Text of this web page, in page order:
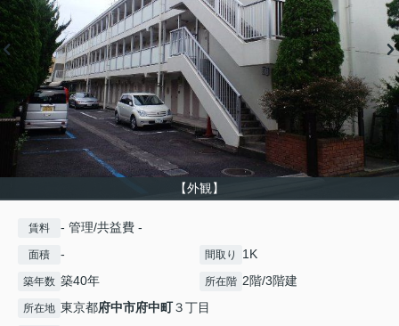
【外観】
賃料 - 管理/共益費 -
面積 - 間取り 1K
築年数 築40年 所在階 2階/3階建
所在地 東京都府中市府中町３丁目